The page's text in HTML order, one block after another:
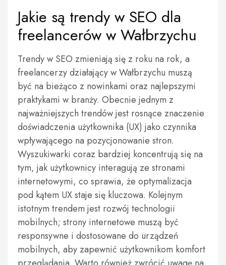
Jakie są trendy w SEO dla
freelancerów w Wałbrzychu
Trendy w SEO zmieniają się z roku na rok, a
freelancerzy działający w Wałbrzychu muszą
być na bieżąco z nowinkami oraz najlepszymi
praktykami w branży. Obecnie jednym z
najważniejszych trendów jest rosnące znaczenie
doświadczenia użytkownika (UX) jako czynnika
wpływającego na pozycjonowanie stron.
Wyszukiwarki coraz bardziej koncentrują się na
tym, jak użytkownicy interagują ze stronami
internetowymi, co sprawia, że optymalizacja
pod kątem UX staje się kluczowa. Kolejnym
istotnym trendem jest rozwój technologii
mobilnych; strony internetowe muszą być
responsywne i dostosowane do urządzeń
mobilnych, aby zapewnić użytkownikom komfort